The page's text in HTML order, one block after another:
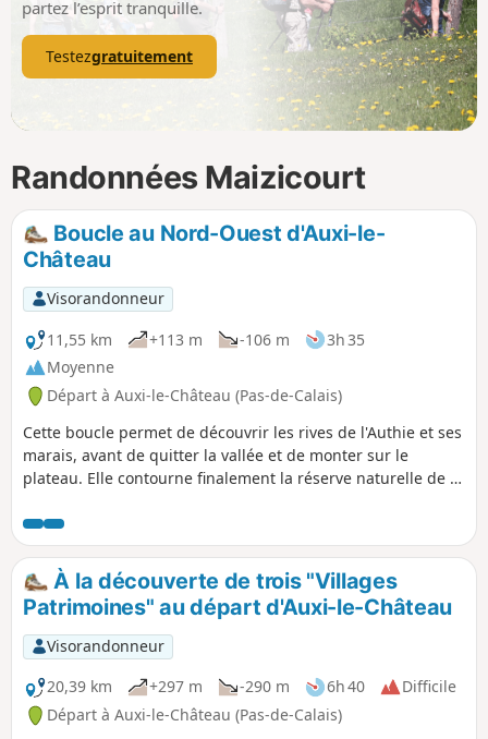
partez l’esprit tranquille.
Testezgratuitement
Randonnées Maizicourt
Boucle au Nord-Ouest d'Auxi-le-
Château
Visorandonneur
11,55 km
+113 m -106 m
3h 35
Moyenne
Départ à Auxi-le-Château (Pas-de-Calais)
Cette boucle permet de découvrir les rives de l'Authie et ses
marais, avant de quitter la vallée et de monter sur le
plateau. Elle contourne finalement la réserve naturelle de la
Château et son église classée du XVe siècle.
À la découverte de trois "Villages
Patrimoines" au départ d'Auxi-le-Château
Visorandonneur
20,39 km
+297 m -290 m 6h 40
Difficile
Départ à Auxi-le-Château (Pas-de-Calais)